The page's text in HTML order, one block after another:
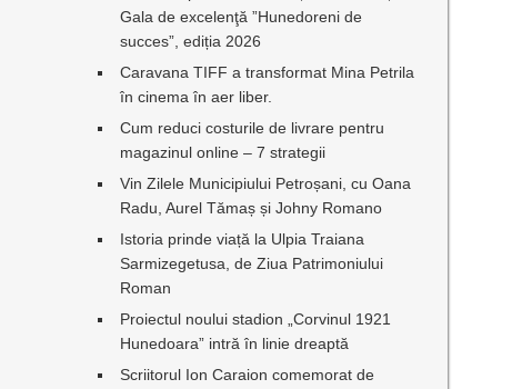
Gala de excelenţă ”Hunedoreni de
succes”, ediția 2026
Caravana TIFF a transformat Mina Petrila
în cinema în aer liber.
Cum reduci costurile de livrare pentru
magazinul online – 7 strategii
Vin Zilele Municipiului Petroșani, cu Oana
Radu, Aurel Tămaș și Johny Romano
Istoria prinde viață la Ulpia Traiana
Sarmizegetusa, de Ziua Patrimoniului
Roman
Proiectul noului stadion „Corvinul 1921
Hunedoara” intră în linie dreaptă
Scriitorul Ion Caraion comemorat de